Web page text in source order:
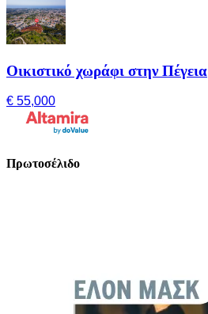
Οικιστικό χωράφι στην Πέγεια
€ 55,000
Πρωτοσέλιδο